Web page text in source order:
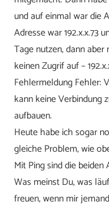
und auf einmal war die
Adresse war 192.x.x.73
Tage nutzen, dann
keinen Zugrif auf –
Fehlermeldung Fehler:
kann keine Verbindung
aufbauen.
Heute habe ich sogar
gleiche Problem, wie
Mit Ping sind die
Was meinst Du, was
freuen, wenn mir